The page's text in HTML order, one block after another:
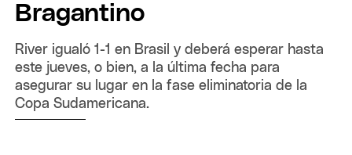
Bragantino
River igualó 1-1 en Brasil y deberá esperar hasta
este jueves, o bien, a la última fecha para
asegurar su lugar en la fase eliminatoria de la
Copa Sudamericana.